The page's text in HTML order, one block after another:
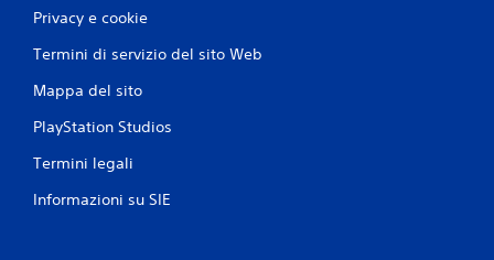
Privacy e cookie
Termini di servizio del sito Web
Mappa del sito
PlayStation Studios
Termini legali
Informazioni su SIE